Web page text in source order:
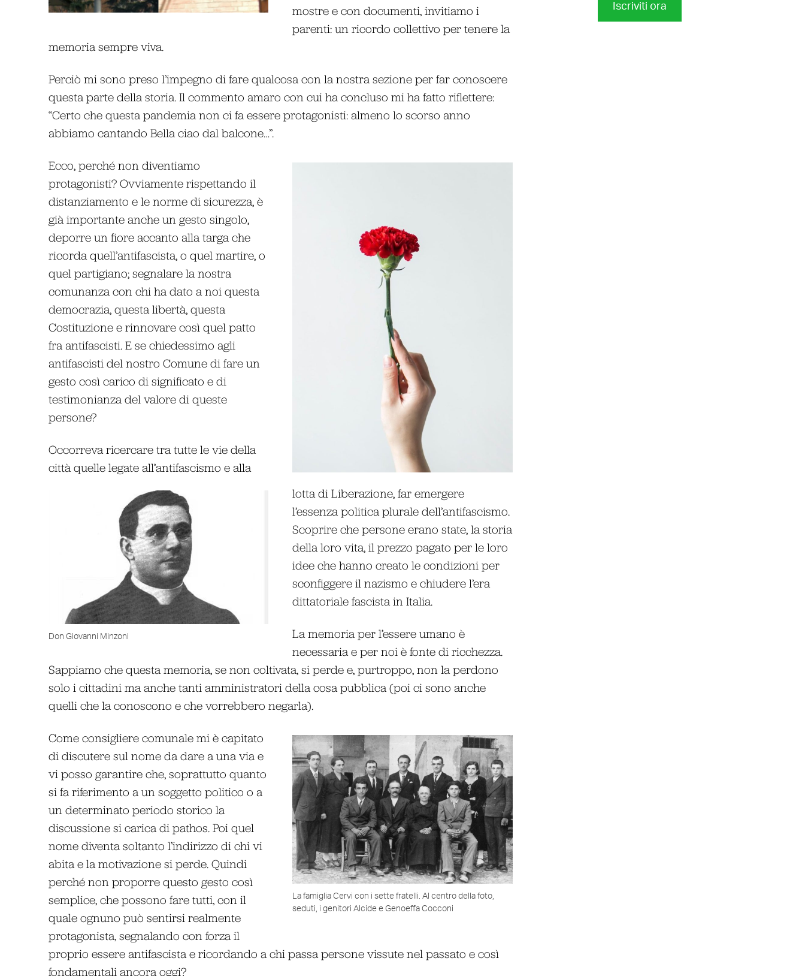
mostre e con documenti, invitiamo i
parenti: un ricordo collettivo per tenere la
memoria sempre viva.
Perciò mi sono preso l’impegno di fare qualcosa con la nostra sezione per far conoscere
questa parte della storia. Il commento amaro con cui ha concluso mi ha fatto riflettere:
“Certo che questa pandemia non ci fa essere protagonisti: almeno lo scorso anno
abbiamo cantando Bella ciao dal balcone…”.
Ecco, perché non diventiamo
protagonisti? Ovviamente rispettando il
distanziamento e le norme di sicurezza, è
già importante anche un gesto singolo,
deporre un fiore accanto alla targa che
ricorda quell’antifascista, o quel martire, o
quel partigiano; segnalare la nostra
comunanza con chi ha dato a noi questa
democrazia, questa libertà, questa
Costituzione e rinnovare così quel patto
fra antifascisti. E se chiedessimo agli
antifascisti del nostro Comune di fare un
gesto così carico di significato e di
testimonianza del valore di queste
persone?
Don Giovanni Minzoni
Occorreva ricercare tra tutte le vie della
città quelle legate all’antifascismo e alla
lotta di Liberazione, far emergere
l’essenza politica plurale dell’antifascismo.
Scoprire che persone erano state, la storia
della loro vita, il prezzo pagato per le loro
idee che hanno creato le condizioni per
sconfiggere il nazismo e chiudere l’era
dittatoriale fascista in Italia.
La memoria per l’essere umano è
necessaria e per noi è fonte di ricchezza.
Sappiamo che questa memoria, se non coltivata, si perde e, purtroppo, non la perdono
solo i cittadini ma anche tanti amministratori della cosa pubblica (poi ci sono anche
quelli che la conoscono e che vorrebbero negarla).
La famiglia Cervi con i sette fratelli. Al centro della foto,
seduti, i genitori Alcide e Genoeffa Cocconi
Come consigliere comunale mi è capitato
di discutere sul nome da dare a una via e
vi posso garantire che, soprattutto quanto
si fa riferimento a un soggetto politico o a
un determinato periodo storico la
discussione si carica di pathos. Poi quel
nome diventa soltanto l’indirizzo di chi vi
abita e la motivazione si perde. Quindi
perché non proporre questo gesto così
semplice, che possono fare tutti, con il
quale ognuno può sentirsi realmente
protagonista, segnalando con forza il
proprio essere antifascista e ricordando a chi passa persone vissute nel passato e così
fondamentali ancora oggi?
Iscriviti ora